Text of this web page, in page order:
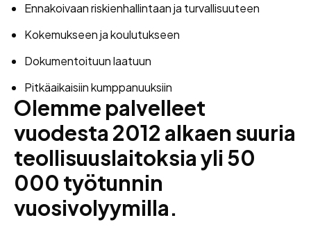
Ennakoivaan riskienhallintaan ja turvallisuuteen
Kokemukseen ja koulutukseen
Dokumentoituun laatuun
Pitkäaikaisiin kumppanuuksiin
Olemme palvelleet
vuodesta 2012 alkaen suuria
teollisuuslaitoksia yli 50
000 työtunnin
vuosivolyymilla.